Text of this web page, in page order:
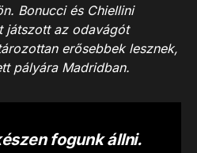
Bonucci és Chiellini
játszott az odavágót
erősebbek lesznek,
pályára Madridban.
fogunk állni.